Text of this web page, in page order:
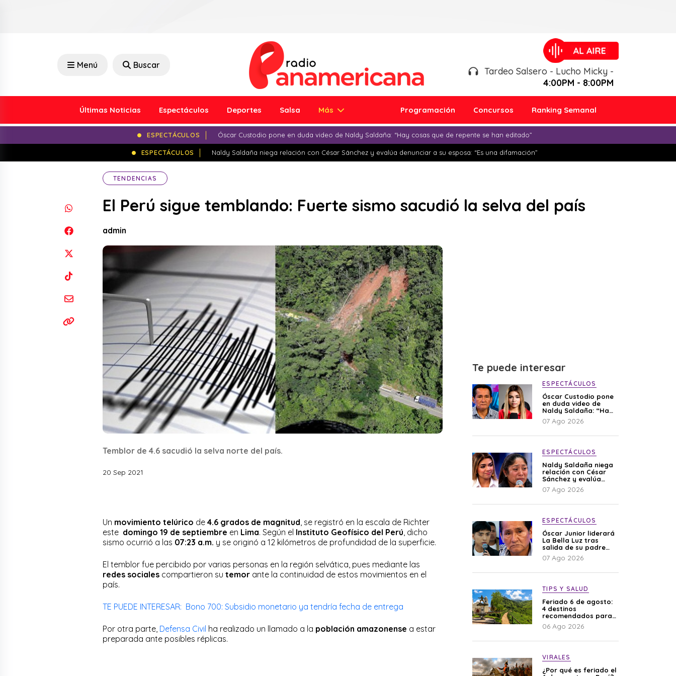
Menú Buscar
Tardeo Salsero - Lucho Micky -
4:00PM - 8:00PM
Últimas Noticias Espectáculos Deportes Salsa Más Programación Concursos Ranking Semanal
ESPECTÁCULOS Óscar Custodio pone en duda video de Naldy Saldaña: “Hay cosas que de repente se han editado”
ESPECTÁCULOS Naldy Saldaña niega relación con César Sánchez y evalúa denunciar a su esposa: “Es una difamación”
TENDENCIAS
El Perú sigue temblando: Fuerte sismo sacudió la selva del país
admin
Temblor de 4.6 sacudió la selva norte del país.
20 Sep 2021
Un movimiento telúrico de 4.6 grados de magnitud , se registró en la escala de Richter
este domingo 19 de septiembre en Lima. Según el Instituto Geofísico del Perú , dicho
sismo ocurrió a las 07:23 a.m. y se originó a 12 kilómetros de profundidad de la superficie.
El temblor fue percibido por varias personas en la región selvática, pues mediante las
redes sociales compartieron su temor ante la continuidad de estos movimientos en el
país.
TE PUEDE INTERESAR: Bono 700: Subsidio monetario ya tendría fecha de entrega
Por otra parte, Defensa Civil ha realizado un llamado a la población amazonense a estar
preparada ante posibles réplicas.
Te puede interesar
ESPECTÁCULOS
Óscar Custodio pone
en duda video de
Naldy Saldaña: “Hay
cosas que de repente
se han editado”
07 Ago 2026
ESPECTÁCULOS
Naldy Saldaña niega
relación con César
Sánchez y evalúa
denunciar a su
esposa: “Es una
07 Ago 2026
ESPECTÁCULOS
Óscar Junior liderará
La Bella Luz tras
salida de su padre
por polémica con
Naldy Saldaña
07 Ago 2026
TIPS Y SALUD
Feriado 6 de agosto:
4 destinos
recomendados para
disfrutar el descanso
06 Ago 2026
VIRALES
¿Por qué es feriado el